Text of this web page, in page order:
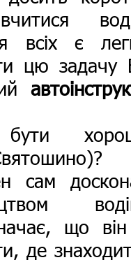
всіх є
цю задачу
сам
що
де